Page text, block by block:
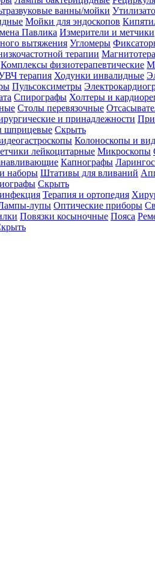
ванны/мойки
Мойки для эндоскопов
Павлика Измерители и метчики
вытяжения Угломеры
терапии
Комплексы физиотерапевтические
терапия Ходунки инвалидные
Пульсоксиметры
Спирографы Холтеры и
Столы перевязочные
и принадлежности
шприцевые Скрыть
Колоноскопы и
лейкоцитарные Микроскопы
Капнографы
наборы Штативы для вливаний
Скрыть
Терапия и ортопедия
лупы Оптические приборы
Повязки косыночные Пояса